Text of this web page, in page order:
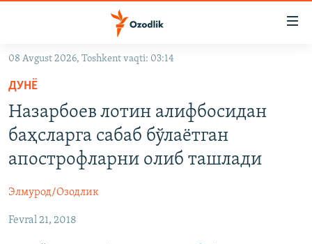
Асосий
навигацияга
ўтинг
Қидиришга
ўтинг
OZODVIDEO
OZODARXIV
На русском
ИЖТИМОИЙ ТАРМОҚЛАР
08 Avgust 2026, Toshkent vaqti: 03:14
ДУНË
Назарбоев лотин алифбосидан
баҳсларга сабаб бўлаётган
апострофларни олиб ташлади
Элмурод/Озодлик
Fevral 21, 2018